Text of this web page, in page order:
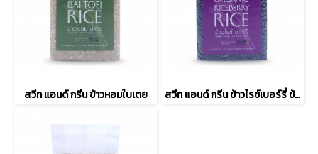
สวีท แอนด์ กรีน ข้าวหอมใบเตย สวีท แอนด์ กรีน ข้าวไรซ์เบอร์รี่ ข้าวออแกนิค